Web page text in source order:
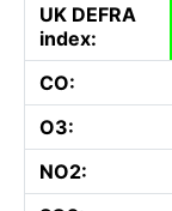
UK DEFRA
index:
CO:
O3:
NO2: